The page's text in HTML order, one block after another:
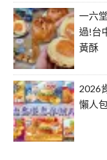
一六
過!台
黃酥
2026
懶人